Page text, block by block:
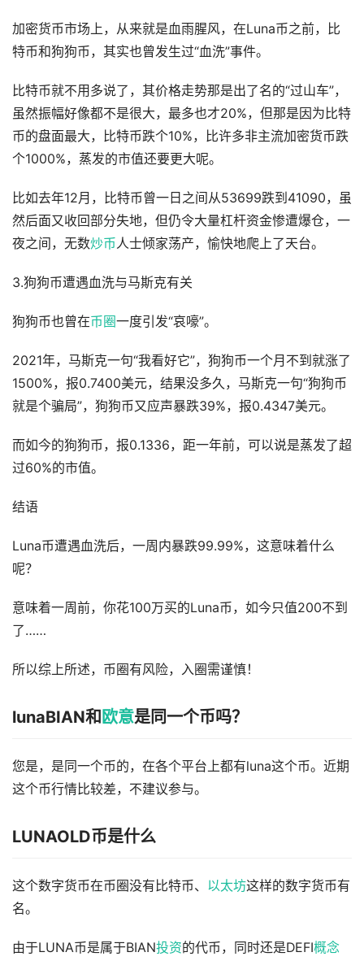
加密货币市场上，从来就是血雨腥风，在Luna币之前，比
特币和狗狗币，其实也曾发生过“血洗”事件。
比特币就不用多说了，其价格走势那是出了名的“过山车”，
虽然振幅好像都不是很大，最多也才20%，但那是因为比特
币的盘面最大，比特币跌个10%，比许多非主流加密货币跌
个1000%，蒸发的市值还要更大呢。
比如去年12月，比特币曾一日之间从53699跌到41090，虽
然后面又收回部分失地，但仍令大量杠杆资金惨遭爆仓，一
夜之间，无数炒币人士倾家荡产，愉快地爬上了天台。
3.狗狗币遭遇血洗与马斯克有关
狗狗币也曾在币圈一度引发“哀嚎”。
2021年，马斯克一句“我看好它”，狗狗币一个月不到就涨了
1500%，报0.7400美元，结果没多久，马斯克一句“狗狗币
就是个骗局”，狗狗币又应声暴跌39%，报0.4347美元。
而如今的狗狗币，报0.1336，距一年前，可以说是蒸发了超
过60%的市值。
结语
Luna币遭遇血洗后，一周内暴跌99.99%，这意味着什么
呢？
意味着一周前，你花100万买的Luna币，如今只值200不到
了……
所以综上所述，币圈有风险，入圈需谨慎！
lunaBIAN和 欧意是同一个币吗？
您是，是同一个币的，在各个平台上都有luna这个币。近期
这个币行情比较差，不建议参与。
LUNAOLD币是什么
这个数字货币在币圈没有比特币、 以太坊这样的数字货币有
名。
由于LUNA币是属于BIAN投资的代币，同时还是DEFI概念